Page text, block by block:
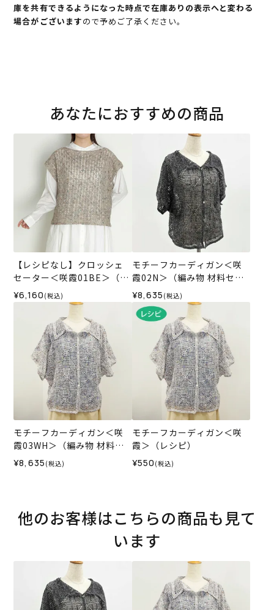
庫を共有できるようになった時点で在庫ありの表示へと変わる
場合がございますので予めご了承ください。
あなたにおすすめの商品
【レシピなし】クロッシェ
セーター＜咲霞01BE＞（編
み物 材料セット）
¥6,160 (税込)
モチーフカーディガン＜咲
霞02N＞（編み物 材料セッ
ト）
¥8,635 (税込)
モチーフカーディガン＜咲
霞03WH＞（編み物 材料セ
ット）
¥8,635 (税込)
モチーフカーディガン＜咲
霞＞（レシピ）
¥550 (税込)
他のお客様はこちらの商品も見て
います